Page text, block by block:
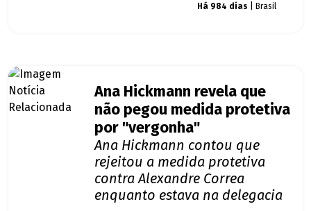
Há 984 dias | Brasil
Ana Hickmann revela que
não pegou medida protetiva
por "vergonha"
Ana Hickmann contou que
rejeitou a medida protetiva
contra Alexandre Correa
enquanto estava na delegacia